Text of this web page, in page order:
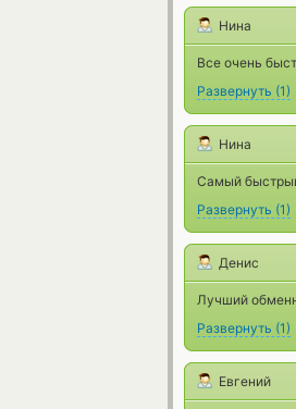
Нина
Все очень
Развернуть (1)
Нина
Самый
Развернуть (1)
Денис
Лучший
Развернуть (1)
Евгений